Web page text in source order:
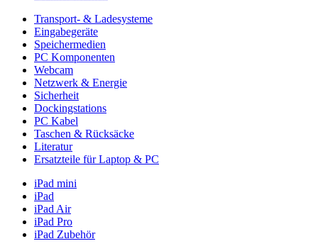
Transport- & Ladesysteme
Eingabegeräte
Speichermedien
PC Komponenten
Webcam
Netzwerk & Energie
Sicherheit
Dockingstations
PC Kabel
Taschen & Rücksäcke
Literatur
Ersatzteile für Laptop & PC
iPad mini
iPad
iPad Air
iPad Pro
iPad Zubehör